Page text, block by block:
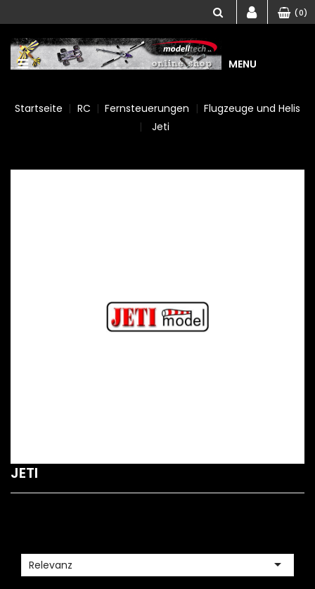
(0)
MENU
Startseite RC Fernsteuerungen
Flugzeuge und Helis
Jeti
JETI
Relevanz 